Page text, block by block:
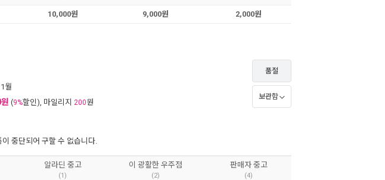
10,000원 9,000원 2,000원
월
(9%할인), 마일리지 200원
중단되어 구할 수 없습니다.
품절
보관함
알라딘 중고
(1)
이 광활한 우주점
(2)
판매자 중고
(4)